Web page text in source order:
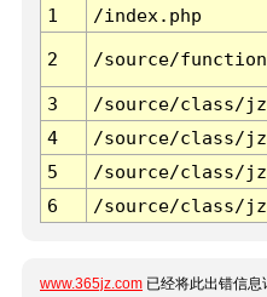
1
/index.php
2 /source/
3 /source/class/
4
/source/class/
5
/source/class/
6
/source/class/
www.365jz.com 已经将此出错信